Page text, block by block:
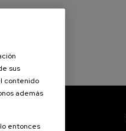
sus
contenido
además
entonces